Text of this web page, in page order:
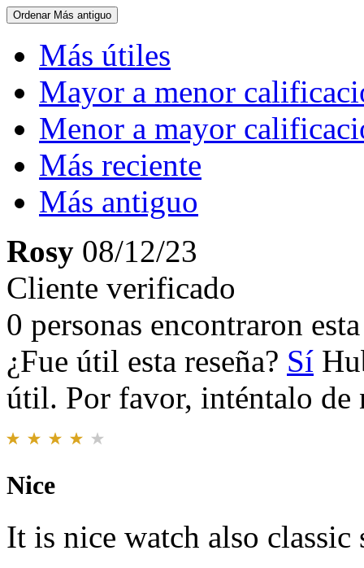
Ordenar Más antiguo
Más útiles
Mayor a menor
Menor a mayor
Más reciente
Más antiguo
Rosy 08/12/23
Cliente verificado
0 personas encontraron
¿Fue útil esta reseña? Sí
útil. Por favor, inténtalo de
Nice
It is nice watch also